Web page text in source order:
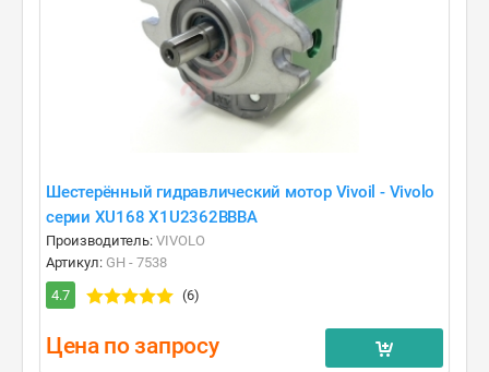
Шестерённый гидравлический мотор Vivoil - Vivolo
серии XU168 X1U2362BBBA
Производитель: VIVOLO
Артикул: GH - 7538
4.7
(6)
Цена по запросу